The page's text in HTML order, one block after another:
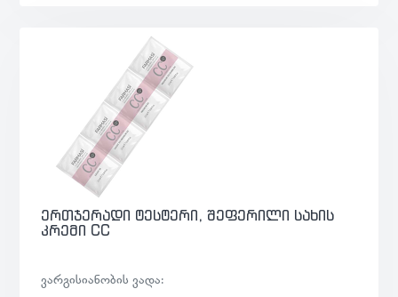
ერთჯერადი ტესტერი, შეფერილი სახის
კრემი CC
ვარგისიანობის ვადა: